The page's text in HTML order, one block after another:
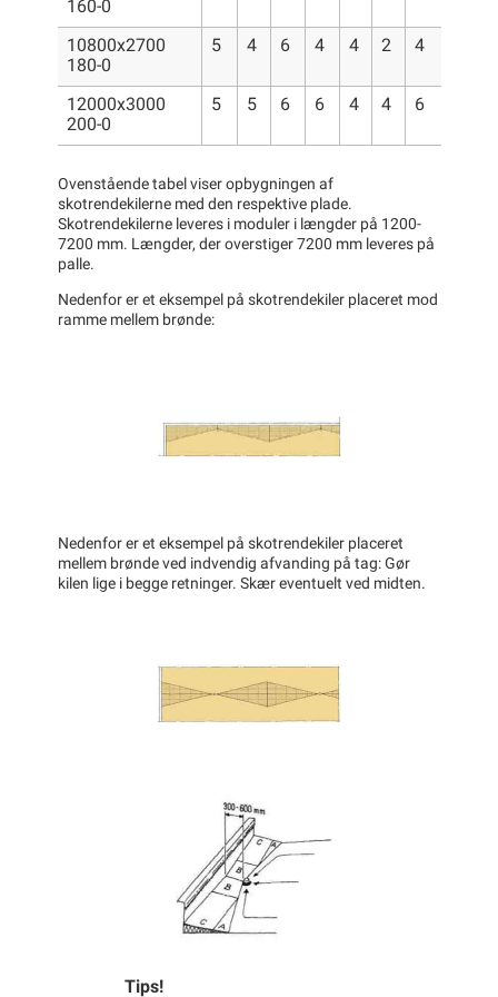
160-0
10800x2700
180-0
5 4 6 4 4 2 4
12000x3000
200-0
5 5 6 6 4 4 6
Ovenstående tabel viser opbygningen af
skotrendekilerne med den respektive plade.
Skotrendekilerne leveres i moduler i længder på 1200-
7200 mm. Længder, der overstiger 7200 mm leveres på
palle.
Nedenfor er et eksempel på skotrendekiler placeret mod
ramme mellem brønde:
Nedenfor er et eksempel på skotrendekiler placeret
mellem brønde ved indvendig afvanding på tag: Gør
kilen lige i begge retninger. Skær eventuelt ved midten.
Tips!